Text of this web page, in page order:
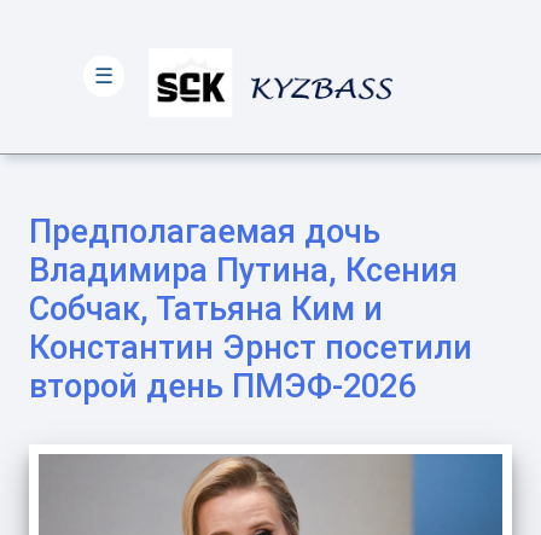
Предполагаемая дочь
Владимира Путина, Ксения
Собчак, Татьяна Ким и
Константин Эрнст посетили
второй день ПМЭФ-2026
☰